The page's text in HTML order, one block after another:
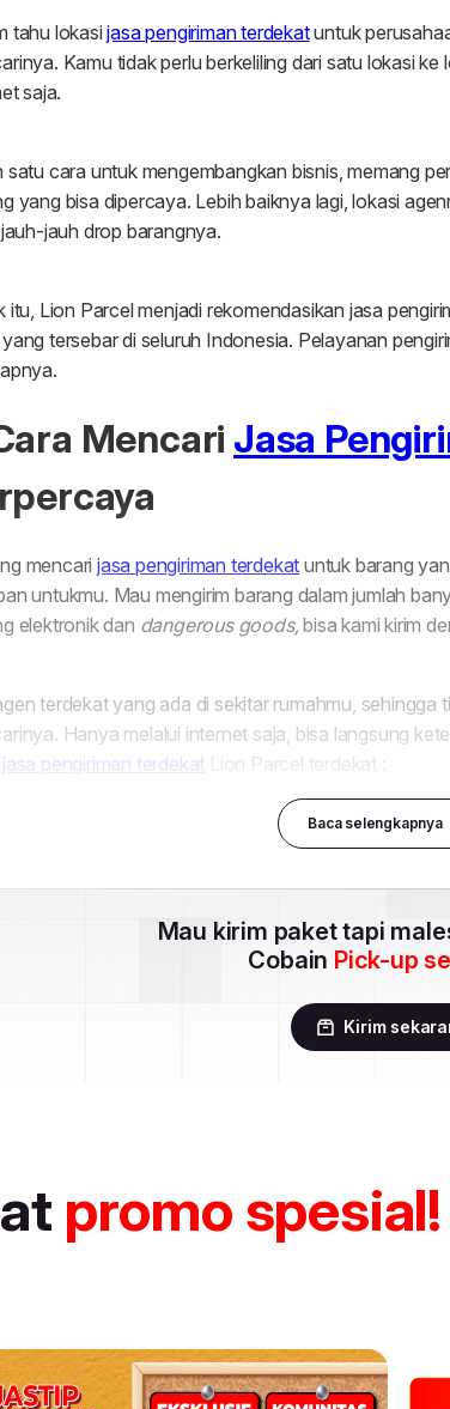
Baca selengkapnya
Mau kirim paket tapi
Cobain Pick-up
Kirim
promo spesial!